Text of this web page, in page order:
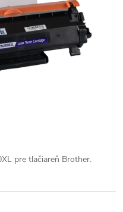
pre tlačiareň Brother.